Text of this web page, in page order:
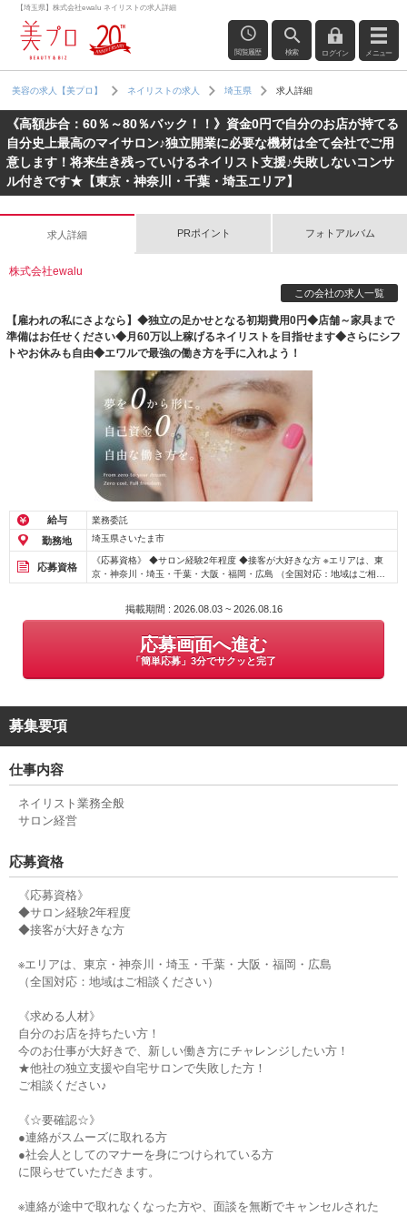
【埼玉県】株式会社ewalu ネイリストの求人詳細
閲覧履歴 検索 ログイン メニュー
美容の求人【美プロ】 ネイリストの求人 埼玉県 求人詳細
《高額歩合：60％～80％バック！！》資金0円で自分のお店が持てる
自分史上最高のマイサロン♪独立開業に必要な機材は全て会社でご用
意します！将来生き残っていけるネイリスト支援♪失敗しないコンサ
ル付きです★【東京・神奈川・千葉・埼玉エリア】
求人詳細 PRポイント フォトアルバム
株式会社ewalu
この会社の求人一覧
【雇われの私にさよなら】◆独立の足かせとなる初期費用0円◆店舗～家具まで
準備はお任せください◆月60万以上稼げるネイリストを目指せます◆さらにシフ
トやお休みも自由◆エワルで最強の働き方を手に入れよう！
給与 業務委託
勤務地 埼玉県さいたま市
応募資格
《応募資格》 ◆サロン経験2年程度 ◆接客が大好きな方 ※エリアは、東
京・神奈川・埼玉・千葉・大阪・福岡・広島 （全国対応：地域はご相談
ロンで失敗した方！ ご相談ください♪ 《☆要確認☆》 ●連絡がスムーズに
ただきます。 ※連絡が途中で取れなくなった方や、面談を無断でキャンセ
ルされた方は 今後エワルの独立支援にはエントリーいただけませんので
ご了承ください。
掲載期間 : 2026.08.03 ~ 2026.08.16
応募画面へ進む
「簡単応募」3分でサクッと完了
募集要項
仕事内容
ネイリスト業務全般
サロン経営
応募資格
《応募資格》
◆サロン経験2年程度
◆接客が大好きな方
※エリアは、東京・神奈川・埼玉・千葉・大阪・福岡・広島
（全国対応：地域はご相談ください）
《求める人材》
自分のお店を持ちたい方！
今のお仕事が大好きで、新しい働き方にチャレンジしたい方！
★他社の独立支援や自宅サロンで失敗した方！
ご相談ください♪
《☆要確認☆》
●連絡がスムーズに取れる方
●社会人としてのマナーを身につけられている方
に限らせていただきます。
※連絡が途中で取れなくなった方や、面談を無断でキャンセルされた